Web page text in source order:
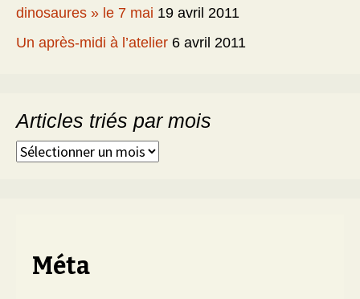
dinosaures » le 7 mai 19 avril 2011
Un après-midi à l’atelier 6 avril 2011
Articles triés par mois
Articles
Méta